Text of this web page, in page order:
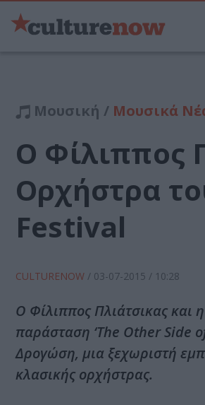
Μουσική / Μουσικά
Ο Φίλιππος
Ορχήστρα
Festival
CULTURENOW / 03-07-2015 / 10:28
Ο Φίλιππος Πλιάτσικας
παράσταση ‘The Other Side
Δρογώση, μια ξεχωριστή
κλασικής ορχήστρας.